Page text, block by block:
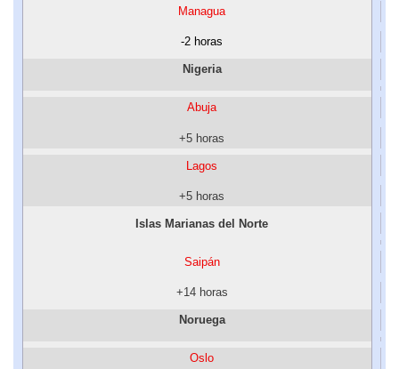
Managua
-2 horas
Nigeria
Abuja
+5 horas
Lagos
+5 horas
Islas Marianas del Norte
Saipán
+14 horas
Noruega
Oslo